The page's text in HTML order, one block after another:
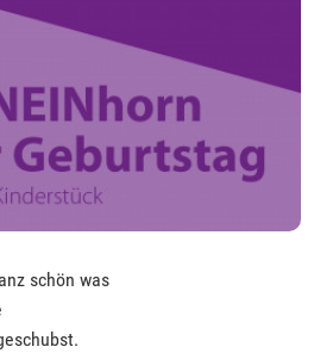
schön was